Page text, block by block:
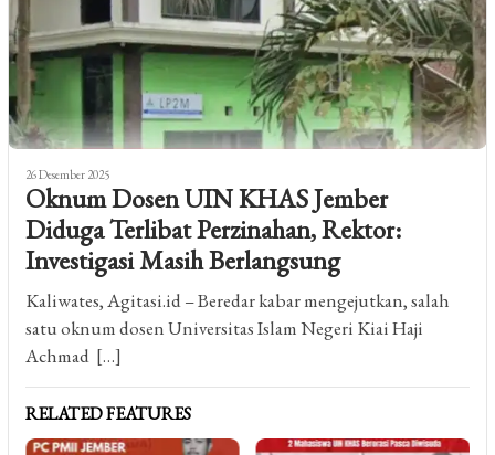
26 Desember 2025
Oknum Dosen UIN KHAS Jember
Diduga Terlibat Perzinahan, Rektor:
Investigasi Masih Berlangsung
Kaliwates, Agitasi.id – Beredar kabar mengejutkan, salah
satu oknum dosen Universitas Islam Negeri Kiai Haji
Achmad […]
RELATED FEATURES